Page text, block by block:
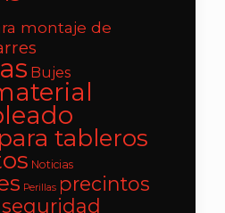
montaje de
Bujes
tableros
Noticias
Perillas precintos